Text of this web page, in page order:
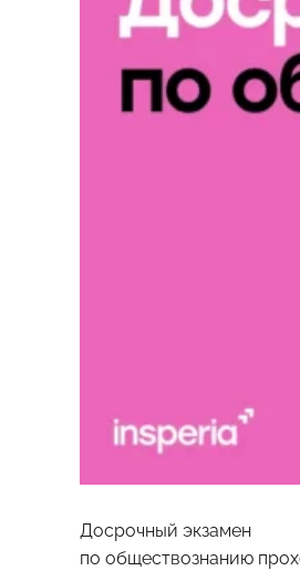
Досрочный экзамен
по обществознанию